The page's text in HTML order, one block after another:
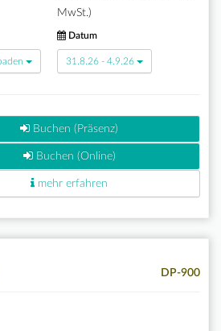
MwSt.)
Datum
31.8.26 - 4.9.26
Buchen (Präsenz)
Buchen (Online)
mehr erfahren
DP-900